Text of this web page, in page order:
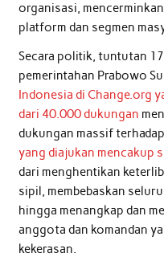
organisasi,
platform dan segmen
Secara politik, tuntutan
pemerintahan Prabowo
Indonesia di Change.org
dari 40.000 dukungan
dukungan massif
yang diajukan mencakup
dari menghentikan
sipil, membebaskan
hingga menangkap dan
anggota dan komandan
kekerasan.